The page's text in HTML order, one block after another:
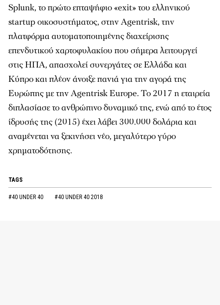
Splunk, το πρώτο επταψήφιο «exit» του ελληνικού
startup οικοσυστήματος, στην Agentrisk, την
πλατφόρμα αυτοματοποιημένης διαχείρισης
επενδυτικού χαρτοφυλακίου που σήμερα λειτουργεί
στις ΗΠΑ, απασχολεί συνεργάτες σε Ελλάδα και
Κύπρο και πλέον άνοιξε πανιά για την αγορά της
Ευρώπης με την Agentrisk Europe. Το 2017 η εταιρεία
διπλασίασε το ανθρώπινο δυναμικό της, ενώ από το έτος
ίδρυσής της (2015) έχει λάβει 300.000 δολάρια και
αναμένεται να ξεκινήσει νέο, μεγαλύτερο γύρο
χρηματοδότησης.
TAGS
#40 UNDER 40 #40 UNDER 40 2018